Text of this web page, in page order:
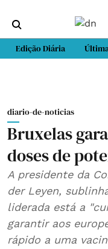
Edição Diária
diario-de-noticias
Bruxelas
doses de
A presidente da
der Leyen,
liderada está a
garantir aos
rápido a uma